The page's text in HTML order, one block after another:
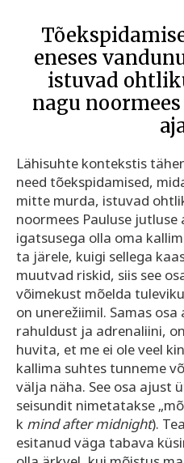
eneses
istuvad
nagu
Lähisuhte kontekstis
need tõekspidamised,
mitte murda, istuvad
noormees Pauluse jutluse
igatsusega olla oma
ta järele, kuigi sellega
muutvad riskid, siis see
võimekust mõelda
on unerežiimil. Samas
rahuldust ja adrenaliini,
huvita, et me ei ole veel
kallima suhtes tunneme
välja näha. See osa ajust
seisundit nimetatakse
k mind after midnight).
esitanud väga tabava